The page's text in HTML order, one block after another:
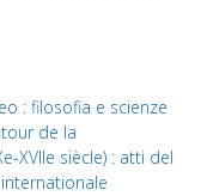
: filosofia e scienze
de la
XVIIe siècle) : atti del